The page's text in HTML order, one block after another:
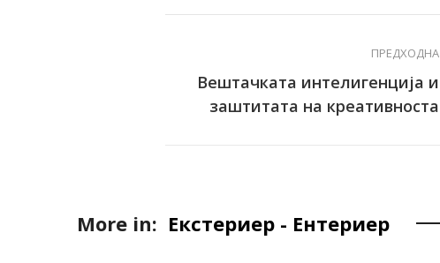
ПРЕДХОДНА
Вештачката интелигенција и
заштитата на креативноста
More in: Екстериер - Ентериер